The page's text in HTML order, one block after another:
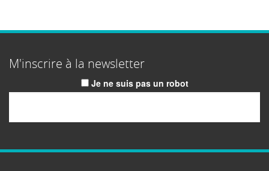
M'inscrire à la newsletter
Je ne suis pas un robot